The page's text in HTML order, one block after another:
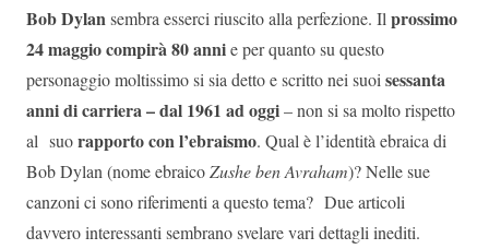
Bob Dylansembra esserci riuscito alla perfezione. Il prossimo
24 maggio compirà 80 annie per quanto su questo
personaggio moltissimo si sia detto e scritto nei suoi sessanta
anni di carriera – dal 1961 ad oggi– non si sa molto rispetto
al suorapporto con l’ebraismo. Qual è l’identità ebraica di
Bob Dylan (nome ebraicoZushe ben Avraham)? Nelle sue
canzoni ci sono riferimenti a questo tema? Due articoli
davvero interessanti sembrano svelare vari dettagli inediti.